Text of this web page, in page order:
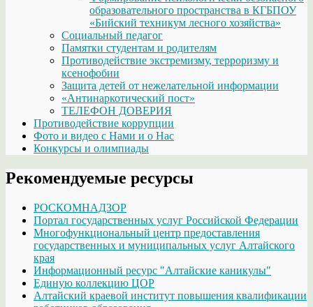
образовательного пространства в КГБПОУ
«Бийский техникум лесного хозяйства»
Социальный педагог
Памятки студентам и родителям
Противодействие экстремизму, терроризму и
ксенофобии
Защита детей от нежелательной информации
«Антинаркотический пост»
ТЕЛЕФОН ДОВЕРИЯ
Противодействие коррупции
Фото и видео с Нами и о Нас
Конкурсы и олимпиады
Рекомендуемые ресурсы
РОСКОМНАДЗОР
Портал государственных услуг Российской Федерации
Многофункциональный центр предоставления
государственных и муниципальных услуг Алтайского
края
Информационный ресурс "Алтайские каникулы"
Единую коллекцию ЦОР
Алтайский краевой институт повышения квалификации